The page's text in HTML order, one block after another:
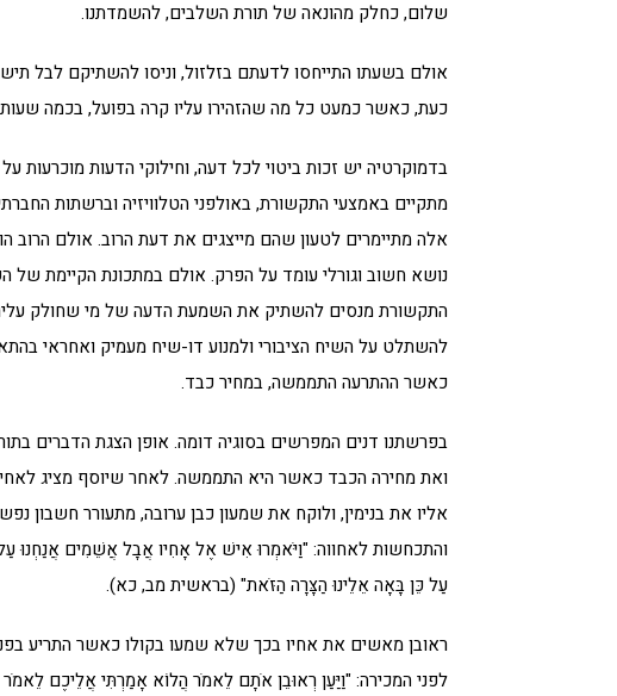
שלום, כחלק מהונאה של תורת השלבים, להשמדתנו.
אולם בשעתו התייחסו לדעתם בזלזול, וניסו להשתיקם לבל
כעת, כאשר כמעט כל מה שהזהירו עליו קרה בפועל, בכמה
בדמוקרטיה יש זכות ביטוי לכל דעה, וחילוקי הדעות מוכרעות
מתקיים באמצעי התקשורת, באולפני הטלוויזיה וברשתות
אלה מתיימרים לטעון שהם מייצגים את דעת הרוב. אולם
נושא חשוב וגורלי עומד על הפרק. אולם במתכונת הקיימת
התקשורת מנסים להשתיק את השמעת הדעה של מי שחולק
להשתלט על השיח הציבורי ולמנוע דו-שיח מעמיק ואחראי
כאשר ההתרעה התממשה, במחיר כבד.
בפרשתנו דנים המפרשים בסוגיה דומה. אופן הצגת הדברים
ואת מחירה הכבד כאשר היא התממשה. לאחר שיוסף מציג
אליו את בנימין, ולוקח את שמעון כבן ערובה, מתעורר חשבון
והתכחשות לאחווה: "וַיֹּאמְרוּ אִישׁ אֶל אָחִיו אֲבָל אֲשֵׁמִים אֲנַחְנוּ
עַל כֵּן בָּאָה אֵלֵינוּ הַצָּרָה הַזֹּאת" (בראשית מב, כא).
ראובן מאשים את אחיו בכך שלא שמעו בקולו כאשר התריע
לפני המכירה: "וַיַּעַן רְאוּבֵן אֹתָם לֵאמֹר הֲלוֹא אָמַרְתִּי אֲלֵיכֶם